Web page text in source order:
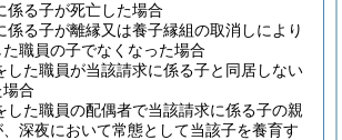
係る子が死亡した場合
係る子が離縁又は養子縁組の取消しにより
職員の子でなくなった場合
した職員が当該請求に係る子と同居しない
合
した職員の配偶者で当該請求に係る子の親
深夜において常態として当該子を養育す